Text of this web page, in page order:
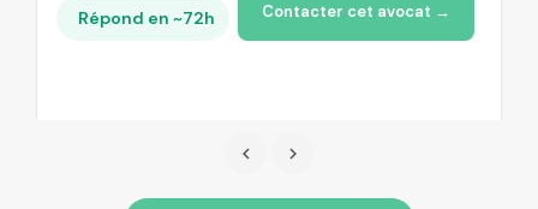
Répond en ~72h Contacter cet avocat →